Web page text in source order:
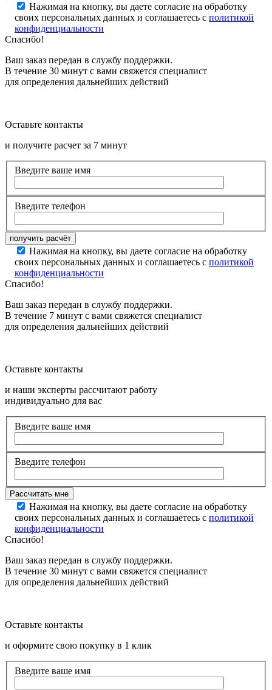
Нажимая на кнопку, вы даете согласие на обработку
своих персональных данных и соглашаетесь с политикой
конфиденциальности
Спасибо!
Ваш заказ передан в службу поддержки.
В течение 30 минут с вами свяжется специалист
для определения дальнейших действий
Оставьте контакты
и получите расчет за 7 минут
Введите ваше имя
Введите телефон
Нажимая на кнопку, вы даете согласие на обработку
своих персональных данных и соглашаетесь с политикой
конфиденциальности
Спасибо!
Ваш заказ передан в службу поддержки.
В течение 7 минут с вами свяжется специалист
для определения дальнейших действий
Оставьте контакты
и наши эксперты рассчитают работу
индивидуально для вас
Введите ваше имя
Введите телефон
Нажимая на кнопку, вы даете согласие на обработку
своих персональных данных и соглашаетесь с политикой
конфиденциальности
Спасибо!
Ваш заказ передан в службу поддержки.
В течение 30 минут с вами свяжется специалист
для определения дальнейших действий
Оставьте контакты
и оформите свою покупку в 1 клик
Введите ваше имя